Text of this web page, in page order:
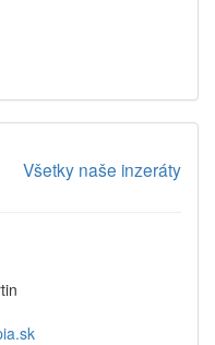
Všetky naše inzeráty